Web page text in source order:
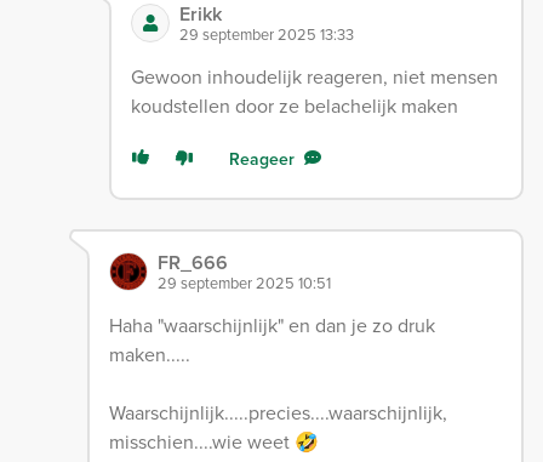
Erikk
29 september 2025 13:33
Gewoon inhoudelijk reageren, niet mensen
koudstellen door ze belachelijk maken
Reageer
FR_666
29 september 2025 10:51
Haha "waarschijnlijk" en dan je zo druk
maken.....
Waarschijnlijk.....precies....waarschijnlijk,
misschien....wie weet 🤣